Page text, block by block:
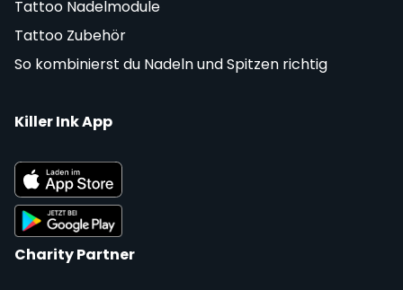
Tattoo Nadelmodule
Tattoo Zubehör
So kombinierst du Nadeln und Spitzen richtig
Killer Ink App
Charity Partner